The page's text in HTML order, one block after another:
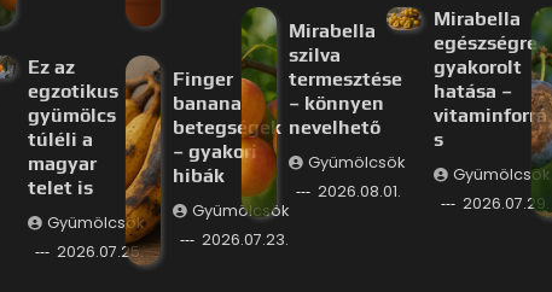
Ez az
egzotikus
gyümölcs
túléli a
magyar
telet is
Gyümölcsök
2026.07.25.
Finger
banana
betegségek
– gyakori
hibák
Gyümölcsök
2026.07.23.
Mirabella
szilva
termesztése
– könnyen
nevelhető
Gyümölcsök
2026.08.01.
Mirabella
egészségre
gyakorolt
hatása –
vitaminforrá
s
Gyümölcsök
2026.07.29.